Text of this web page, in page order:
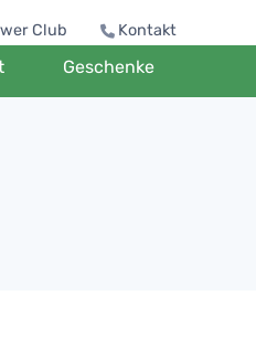
Club Kontakt
Geschenke